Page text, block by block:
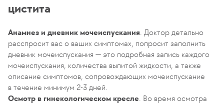
цистита
Анамнез и дневник мочеиспускания. Доктор детально
расспросит вас о ваших симптомах, попросит заполнить
дневник мочеиспускания — это подробная запись каждого
мочеиспускания, количества выпитой жидкости, а также
описание симптомов, сопровождающих мочеиспускание
в течение минимум 2-3 дней.
Осмотр в гинекологическом кресле. Во время осмотра